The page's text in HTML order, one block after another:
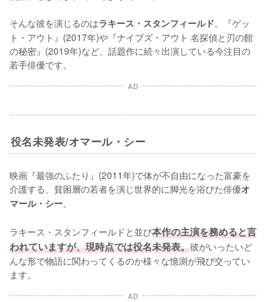
そんな彼を演じるのはラキース・スタンフィールド。『ゲッ
ト・アウト』(2017年)や『ナイブズ・アウト 名探偵と刃の館
の秘密』(2019年)など、話題作に続々出演している今注目の
若手俳優です。
AD
役名未発表/オマール・シー
映画『最強のふたり』(2011年)で体が不自由になった富豪を
介護する、貧困層の若者を演じ世界的に脚光を浴びた俳優オ
マール・シー。
ラキース・スタンフィールドと並び本作の主演を務めると言
われていますが、現時点では役名未発表。彼がいったいど
んな形で物語に関わってくるのか様々な憶測が飛び交ってい
ます。
AD